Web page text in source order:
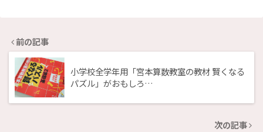
前の記事
小学校全学年用「宮本算数教室の教材 賢くなる
パズル」がおもしろ…
次の記事